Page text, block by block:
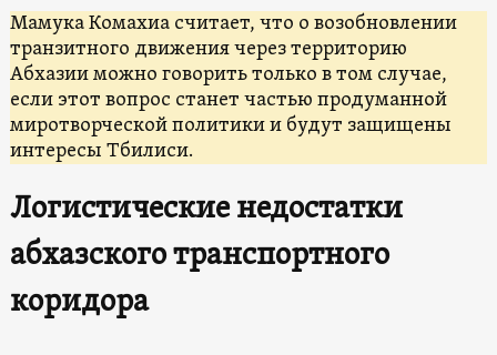
Мамука Комахиа считает, что о возобновлении
транзитного движения через территорию
Абхазии можно говорить только в том случае,
если этот вопрос станет частью продуманной
миротворческой политики и будут защищены
интересы Тбилиси.
Логистические недостатки
абхазского транспортного
коридора